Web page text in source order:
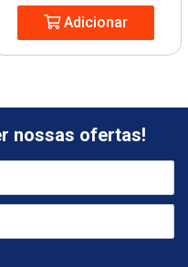
Adicionar
nossas ofertas!